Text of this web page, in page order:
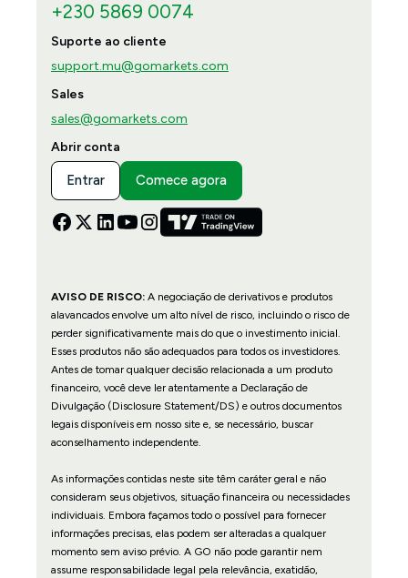
+230 5869 0074
Suporte ao cliente
support.mu@gomarkets.com
Sales
sales@gomarkets.com
Abrir conta
Entrar Comece agora
AVISO DE RISCO: A negociação de derivativos e produtos
alavancados envolve um alto nível de risco, incluindo o risco de
perder significativamente mais do que o investimento inicial.
Esses produtos não são adequados para todos os investidores.
Antes de tomar qualquer decisão relacionada a um produto
financeiro, você deve ler atentamente a Declaração de
Divulgação (Disclosure Statement/DS) e outros documentos
legais disponíveis em nosso site e, se necessário, buscar
aconselhamento independente.
As informações contidas neste site têm caráter geral e não
consideram seus objetivos, situação financeira ou necessidades
individuais. Embora façamos todo o possível para fornecer
informações precisas, elas podem ser alteradas a qualquer
momento sem aviso prévio. A GO não pode garantir nem
assume responsabilidade legal pela relevância, exatidão,